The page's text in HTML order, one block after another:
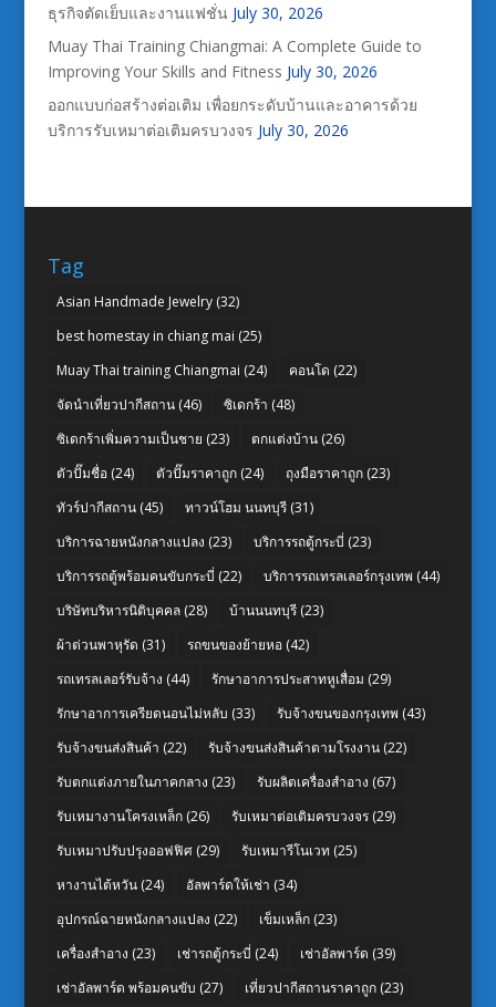
ธุรกิจตัดเย็บและงานแฟชั่น July 30, 2026
Muay Thai Training Chiangmai: A Complete Guide to
Improving Your Skills and Fitness July 30, 2026
ออกแบบก่อสร้างต่อเติม เพื่อยกระดับบ้านและอาคารด้วย
บริการรับเหมาต่อเติมครบวงจร July 30, 2026
Tag
Asian Handmade Jewelry(32)
best homestay in chiang mai (25)
Muay Thai training Chiangmai (24) คอนโด (22)
จัดนำเที่ยวปากีสถาน(46) ซิเดกร้า (48)
ซิเดกร้าเพิ่มความเป็นชาย (23) ตกแต่งบ้าน(26)
ตัวปั๊มชื่อ(24) ตัวปั๊มราคาถูก(24) ถุงมือราคาถูก(23)
ทัวร์ปากีสถาน(45) ทาวน์โฮม นนทบุรี(31)
บริการฉายหนังกลางแปลง (23) บริการรถตู้กระบี่ (23)
บริการรถตู้พร้อมคนขับกระบี่ (22) บริการรถเทรลเลอร์กรุงเทพ (44)
บริษัทบริหารนิติบุคคล(28) บ้านนนทบุรี(23)
ผ้าต่วนพาหุรัด (31) รถขนของย้ายหอ(42)
รถเทรลเลอร์รับจ้าง (44) รักษาอาการประสาทหูเสื่อม (29)
รักษาอาการเครียดนอนไม่หลับ (33) รับจ้างขนของกรุงเทพ (43)
รับจ้างขนส่งสินค้า (22) รับจ้างขนส่งสินค้าตามโรงงาน(22)
รับตกแต่งภายในภาคกลาง (23) รับผลิตเครื่องสำอาง (67)
รับเหมางานโครงเหล็ก(26) รับเหมาต่อเติมครบวงจร(29)
รับเหมาปรับปรุงออฟฟิศ(29) รับเหมารีโนเวท (25)
หางานไต้หวัน(24) อัลพาร์ดให้เช่า (34)
อุปกรณ์ฉายหนังกลางแปลง (22) เข็มเหล็ก(23)
เครื่องสำอาง (23) เช่ารถตู้กระบี่ (24) เช่าอัลพาร์ด (39)
เช่าอัลพาร์ด พร้อมคนขับ (27) เที่ยวปากีสถานราคาถูก(23)